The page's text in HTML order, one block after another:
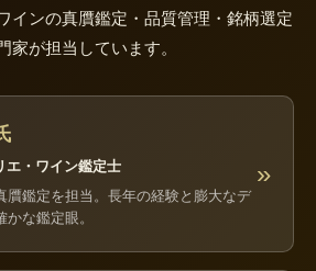
インの真贋鑑定・品質管理・銘柄選定
家が担当しています。
エ・ワイン鑑定士
贋鑑定を担当。長年の経験と膨大なデ
な鑑定眼。
»